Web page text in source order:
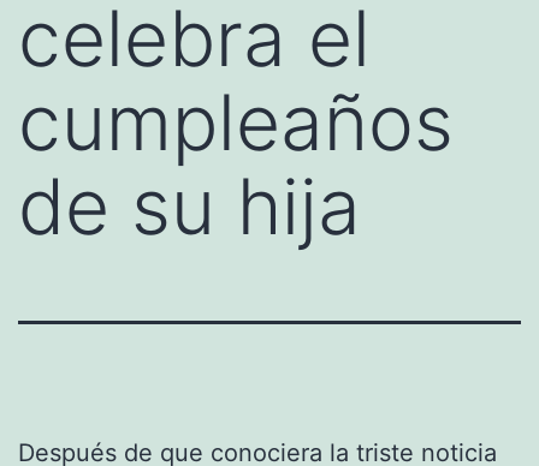
celebra el
cumpleaños
de su hija
Después de que conociera la triste noticia